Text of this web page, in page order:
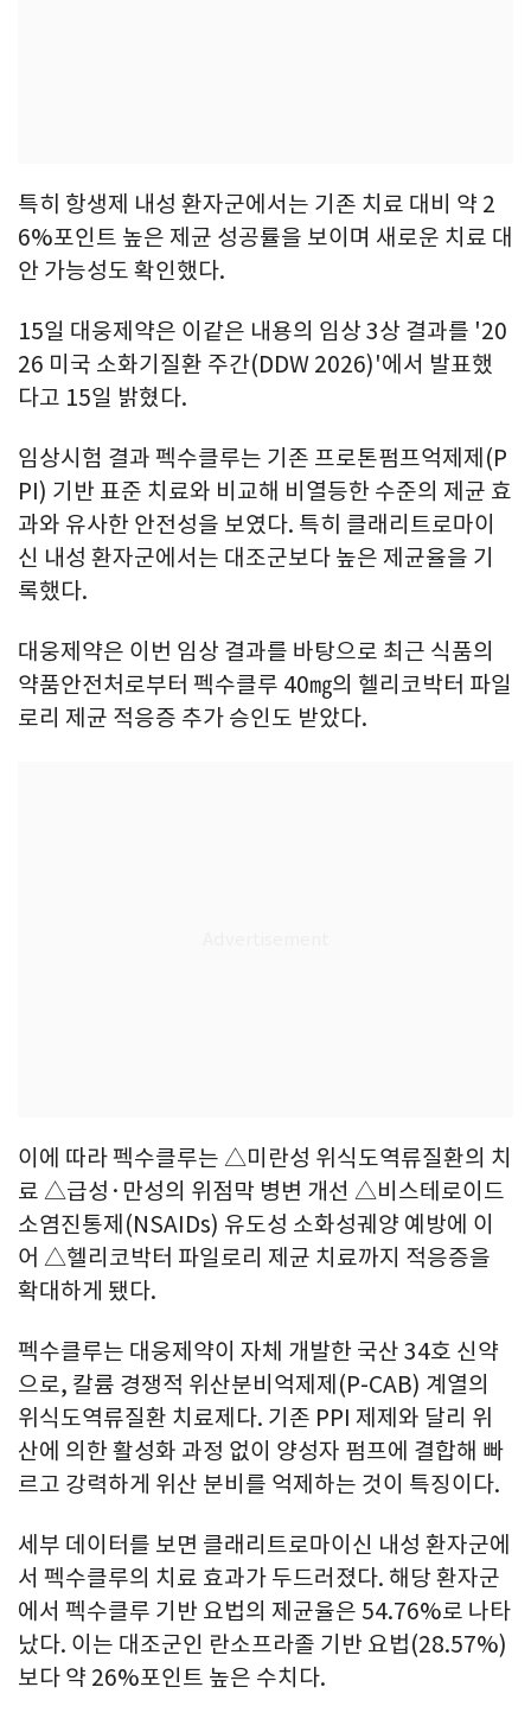
특히 항생제 내성 환자군에서는 기존 치료 대비 약 2
6%포인트 높은 제균 성공률을 보이며 새로운 치료 대
안 가능성도 확인했다.
15일 대웅제약은 이같은 내용의 임상 3상 결과를 '20
26 미국 소화기질환 주간(DDW 2026)'에서 발표했
다고 15일 밝혔다.
임상시험 결과 펙수클루는 기존 프로톤펌프억제제(P
PI) 기반 표준 치료와 비교해 비열등한 수준의 제균 효
과와 유사한 안전성을 보였다. 특히 클래리트로마이
신 내성 환자군에서는 대조군보다 높은 제균율을 기
록했다.
대웅제약은 이번 임상 결과를 바탕으로 최근 식품의
약품안전처로부터 펙수클루 40㎎의 헬리코박터 파일
로리 제균 적응증 추가 승인도 받았다.
이에 따라 펙수클루는 △미란성 위식도역류질환의 치
료 △급성·만성의 위점막 병변 개선 △비스테로이드
소염진통제(NSAIDs) 유도성 소화성궤양 예방에 이
어 △헬리코박터 파일로리 제균 치료까지 적응증을
확대하게 됐다.
펙수클루는 대웅제약이 자체 개발한 국산 34호 신약
으로, 칼륨 경쟁적 위산분비억제제(P-CAB) 계열의
위식도역류질환 치료제다. 기존 PPI 제제와 달리 위
산에 의한 활성화 과정 없이 양성자 펌프에 결합해 빠
르고 강력하게 위산 분비를 억제하는 것이 특징이다.
세부 데이터를 보면 클래리트로마이신 내성 환자군에
서 펙수클루의 치료 효과가 두드러졌다. 해당 환자군
에서 펙수클루 기반 요법의 제균율은 54.76%로 나타
났다. 이는 대조군인 란소프라졸 기반 요법(28.57%)
보다 약 26%포인트 높은 수치다.